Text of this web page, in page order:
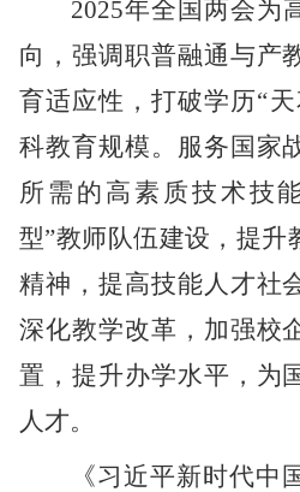
2025年全国两会为
向，强调职普融通与产
育适应性，打破学历“
科教育规模。服务国家
所需的高素质技术技
型”教师队伍建设，提升
精神，提高技能人才社
深化教学改革，加强校
置，提升办学水平，为
人才。
《习近平新时代中